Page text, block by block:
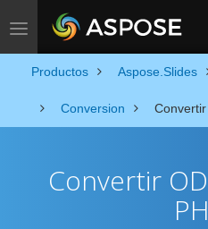
Toggle navigation
Productos Aspose.Slides
Conversion
Convertir